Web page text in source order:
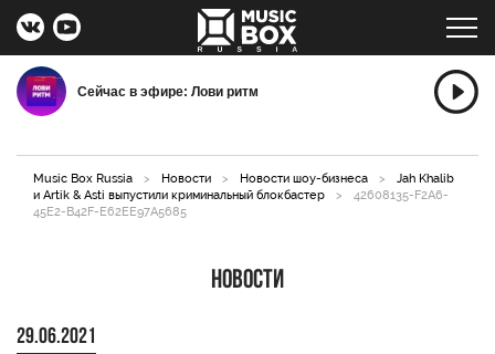
Сейчас в эфире: Лови ритм
Music Box Russia > Новости > Новости шоу-бизнеса >
Jah Khalib
и Artik & Asti выпустили криминальный блокбастер
>
42608135-F2A6-
45E2-B42F-E62EE97A5685
Новости
29.06.2021